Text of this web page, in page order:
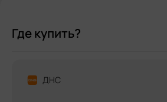
Где купить?
ДНС